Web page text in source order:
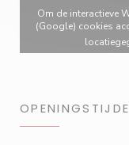
Om de interactieve
(Google) cookies